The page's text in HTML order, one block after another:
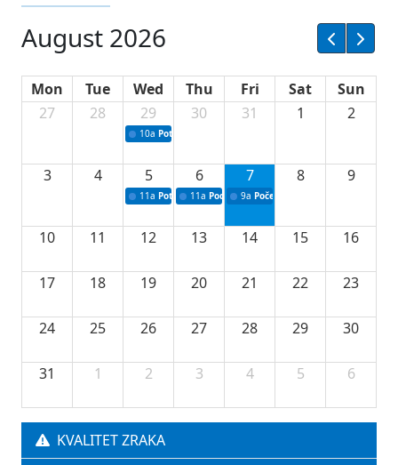
August 2026
Mon Tue Wed Thu Fri Sat
Sun
27
28 29
10a Potpisivanje ugovora sa neprofitnim
30 31 1 2
3 4 5
11a Potpisivanje ugovora o stipendijama za
6
11a Podrška razvoju vodne infrastrukture u
7
9a Početak izgradnje nove
8 9
10 11 12 13 14 15 16
17 18 19 20 21 22 23
24 25 26 27 28 29 30
31 1 2 3 4 5 6
KVALITET ZRAKA